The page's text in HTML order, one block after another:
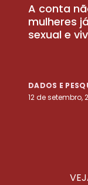
A conta
mulheres
sexual e
DADOS E
12 de setembro,